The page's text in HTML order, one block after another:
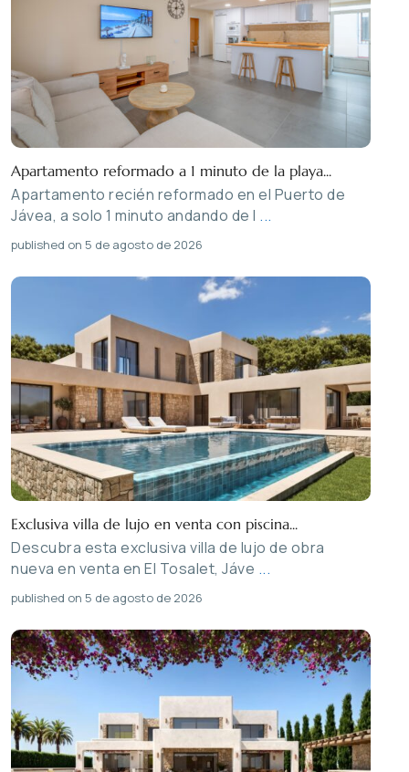
Apartamento reformado a 1 minuto de la playa...
Apartamento recién reformado en el Puerto de
Jávea, a solo 1 minuto andando de l ...
published on 5 de agosto de 2026
Exclusiva villa de lujo en venta con piscina...
Descubra esta exclusiva villa de lujo de obra
nueva en venta en El Tosalet, Jáve ...
published on 5 de agosto de 2026